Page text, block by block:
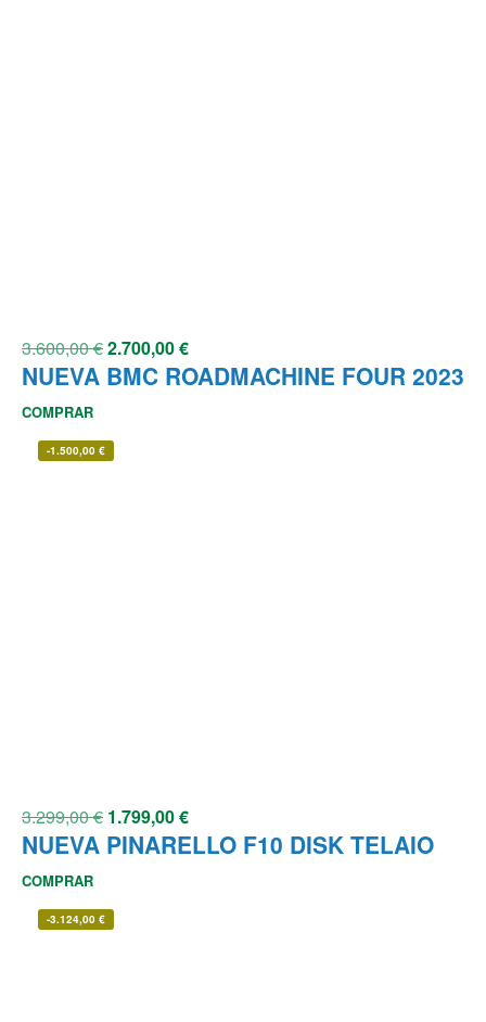
3.600,00€2.700,00€
NUEVA BMC ROADMACHINE FOUR 2023
COMPRAR
-1.500,00 €
3.299,00€ 1.799,00€
NUEVA PINARELLO F10 DISK TELAIO
COMPRAR
-3.124,00 €